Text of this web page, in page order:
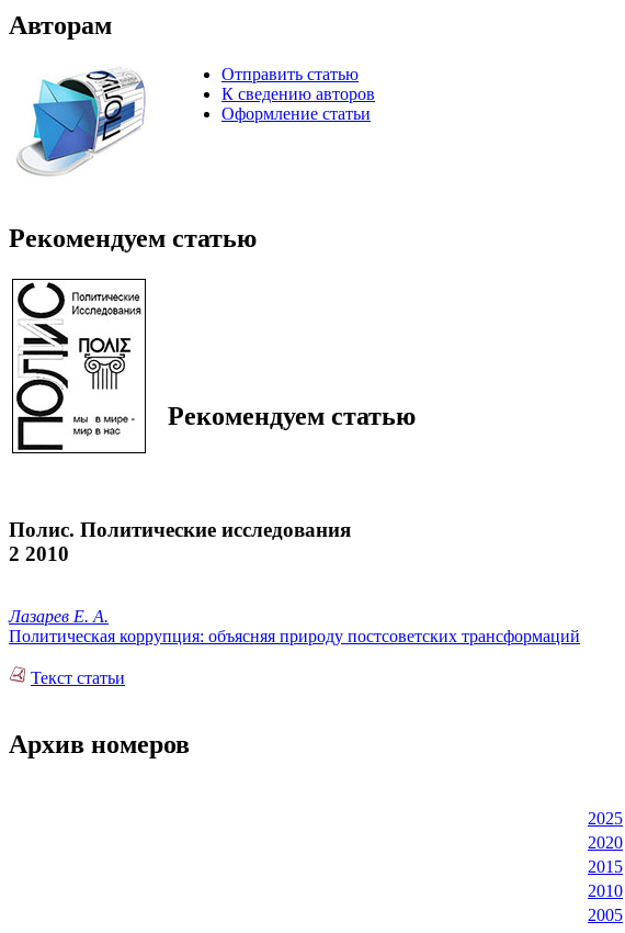
Авторам
Отправить статью
К сведению авторов
Оформление статьи
Рекомендуем статью
Рекомендуем статью
Полис. Политические исследования
2 2010
Лазарев Е. А.
Политическая коррупция: объясняя природу постсоветских трансформаций
Текст статьи
Архив номеров
2025
2020
2015
2010
2005